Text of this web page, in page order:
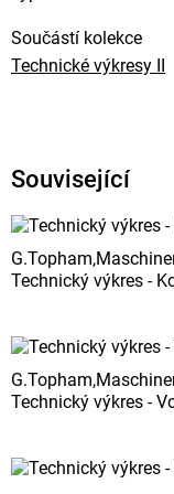
Součástí kolekce
Technické výkresy II
Související
Technický výkres -
Technický výkres -